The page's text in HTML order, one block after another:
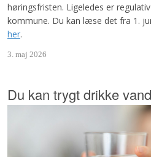
høringsfristen. Ligeledes er
kommune. Du kan læse det fra 1.
her.
3. maj 2026
Du kan trygt drikke